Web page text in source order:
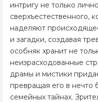
интригу не только
сверхъестественного,
наделяют
и загадки, создавая
особняк хранит не
неизрасходованные
драмы и мистики
превращая его в нечто
семейных тайнах.